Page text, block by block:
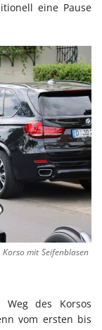
eine Pause
mit Seifenblasen
des Korsos
vom ersten bis